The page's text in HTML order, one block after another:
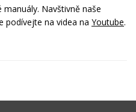
Navštivně naše
podívejte na videa na Youtube.